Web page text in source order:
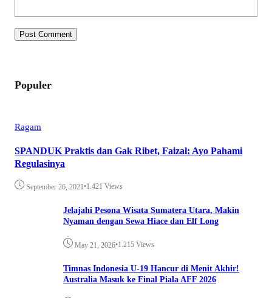
Populer
Ragam
SPANDUK Praktis dan Gak Ribet, Faizal: Ayo Pahami
Regulasinya
September 26, 2021•1.421 Views
Jelajahi Pesona Wisata Sumatera Utara, Makin
Nyaman dengan Sewa Hiace dan Elf Long
May 21, 2026•1.215 Views
Timnas Indonesia U-19 Hancur di Menit Akhir!
Australia Masuk ke Final Piala AFF 2026